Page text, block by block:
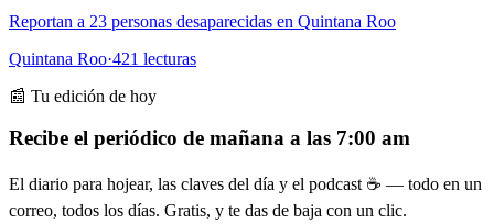
Reportan a 23 personas desaparecidas en Quintana Roo
Quintana Roo·421 lecturas
📰 Tu edición de hoy
Recibe el periódico de mañana a las 7:00 am
El diario para hojear, las claves del día y el podcast ☕ — todo en un
correo, todos los días. Gratis, y te das de baja con un clic.